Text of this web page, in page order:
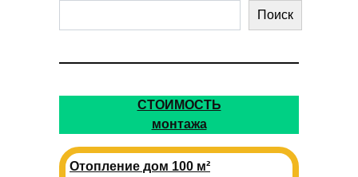
Поиск
СТОИМОСТЬ
монтажа
Отопление дом 100 м²